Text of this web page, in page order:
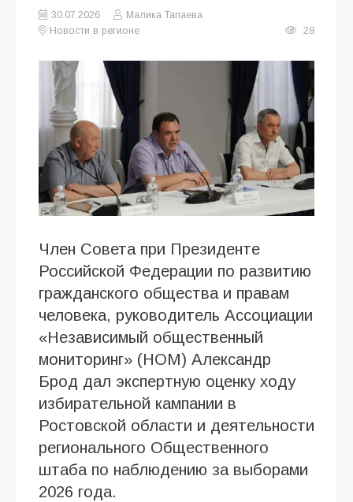
30.07.2026
Малика Тапаева
Новости в регионе
28
Член Совета при Президенте
Российской Федерации по развитию
гражданского общества и правам
человека, руководитель Ассоциации
«Независимый общественный
мониторинг» (НОМ) Александр
Брод дал экспертную оценку ходу
избирательной кампании в
Ростовской области и деятельности
регионального Общественного
штаба по наблюдению за выборами
2026 года.